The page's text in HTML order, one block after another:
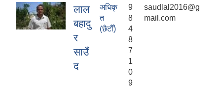
लाल
बहादु
र
साउँ
द
अधिकृ
त
(छैटौँ)
9
8
4
8
7
1
0
9
saudlal2016@g
mail.com